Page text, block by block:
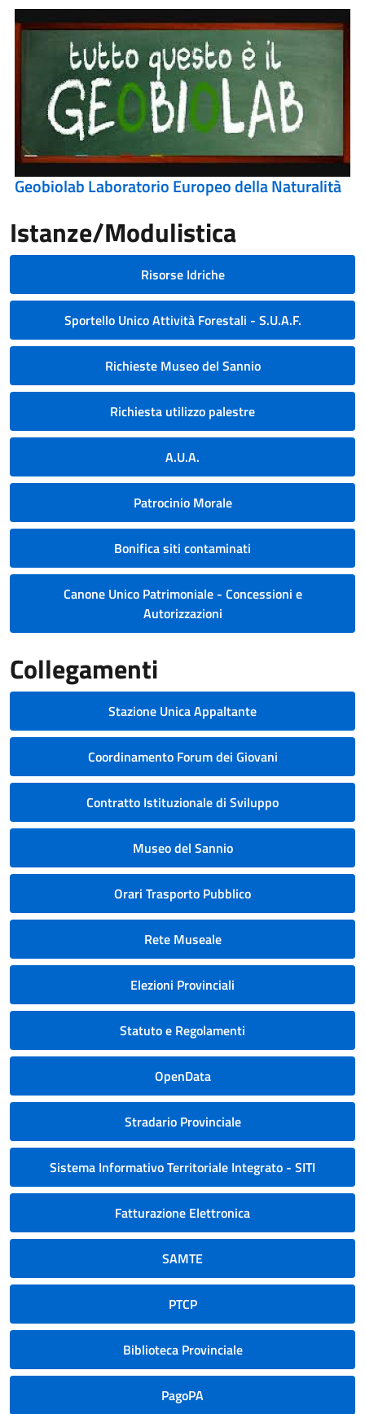
Geobiolab Laboratorio Europeo della Naturalità
Istanze/Modulistica
Risorse Idriche
Sportello Unico Attività Forestali - S.U.A.F.
Richieste Museo del Sannio
Richiesta utilizzo palestre
A.U.A.
Patrocinio Morale
Bonifica siti contaminati
Canone Unico Patrimoniale - Concessioni e
Autorizzazioni
Collegamenti
Stazione Unica Appaltante
Coordinamento Forum dei Giovani
Contratto Istituzionale di Sviluppo
Museo del Sannio
Orari Trasporto Pubblico
Rete Museale
Elezioni Provinciali
Statuto e Regolamenti
OpenData
Stradario Provinciale
Sistema Informativo Territoriale Integrato - SITI
Fatturazione Elettronica
SAMTE
PTCP
Biblioteca Provinciale
PagoPA